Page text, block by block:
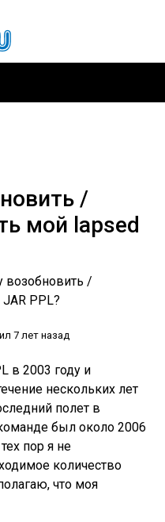
/
мой lapsed
возобновить /
PPL?
7 лет назад
в 2003 году и
нескольких лет
полет в
был около 2006
пор я не
количество
что моя